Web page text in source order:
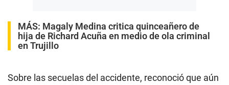
MÁS: Magaly Medina critica quinceañero de
hija de Richard Acuña en medio de ola criminal
en Trujillo
Sobre las secuelas del accidente, reconoció que aún